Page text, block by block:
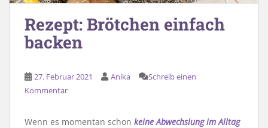
Rezept: Brötchen einfach
backen
27. Februar 2021 Anika
Schreib einen
Kommentar
Wenn es momentan schon keine Abwechslung im Alltag